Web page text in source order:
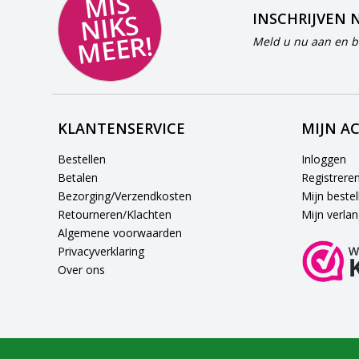
S
R!
INSCHRIJVEN
Meld u nu aan en
KLANTENSERVICE
Bestellen
Betalen
Bezorging/Verzendkosten
Retourneren/Klachten
Algemene voorwaarden
Privacyverklaring
Over ons
MIJN
Inloggen
Registreren
Mijn
Mijn